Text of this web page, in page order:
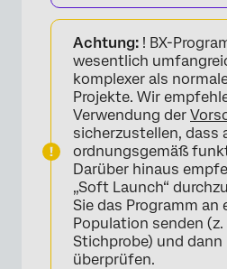
Achtung: ! BX-
wesentlich
komplexer als
Projekte. Wir
Verwendung der
sicherzustellen, dass
ordnungsgemäß
Darüber hinaus
„Soft Launch“
Sie das Programm an
Population senden (z.
Stichprobe) und dann
überprüfen.